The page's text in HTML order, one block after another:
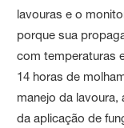
lavouras e o
porque sua
com temperaturas
14 horas de
manejo da
da aplicação de